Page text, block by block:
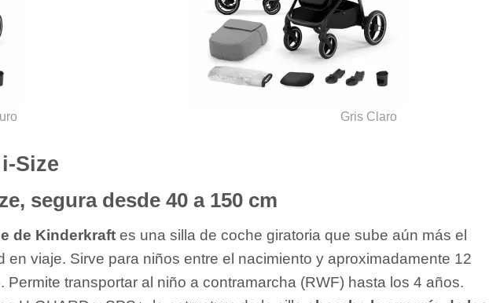
Gris Claro
Size
segura desde 40 a 150 cm
de Kinderkraft es una silla de coche giratoria que sube aún más el
en viaje. Sirve para niños entre el nacimiento y aproximadamente 12
Permite transportar al niño a contramarcha (RWF) hasta los 4 años.